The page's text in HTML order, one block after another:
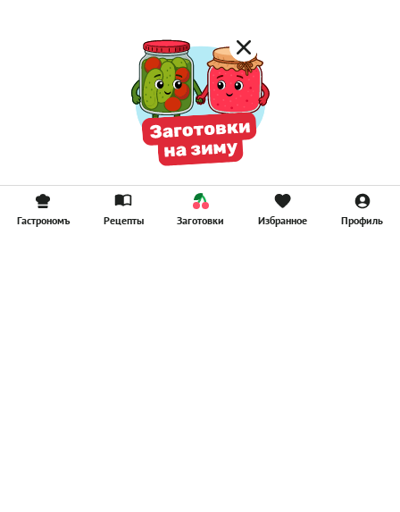
Гастрономъ Рецепты Заготовки Избранное Профиль